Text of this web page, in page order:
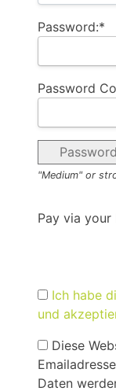
Password:*
Password
"Medium" or
Pay via your
Ich habe
und
Diese
Daten